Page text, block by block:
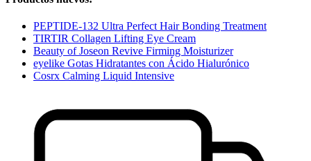
PEPTIDE-132 Ultra Perfect Hair Bonding Treatment
TIRTIR Collagen Lifting Eye Cream
Beauty of Joseon Revive Firming Moisturizer
eyelike Gotas Hidratantes con Ácido Hialurónico
Cosrx Calming Liquid Intensive